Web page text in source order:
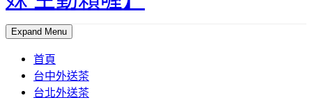
Expand Menu
首頁
台中外送茶
台北外送茶